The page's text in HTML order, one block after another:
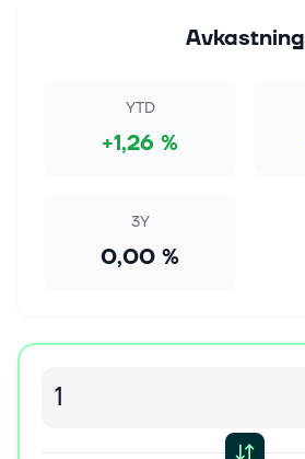
Avkastning
YTD
+1,26 %
3Y
0,00 %